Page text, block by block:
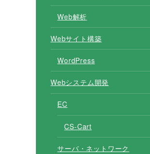
Web解析
Webサイト構築
WordPress
Webシステム開発
EC
CS-Cart
サーバ・ネットワーク